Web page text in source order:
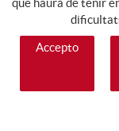
que haurà de tenir
Accepto